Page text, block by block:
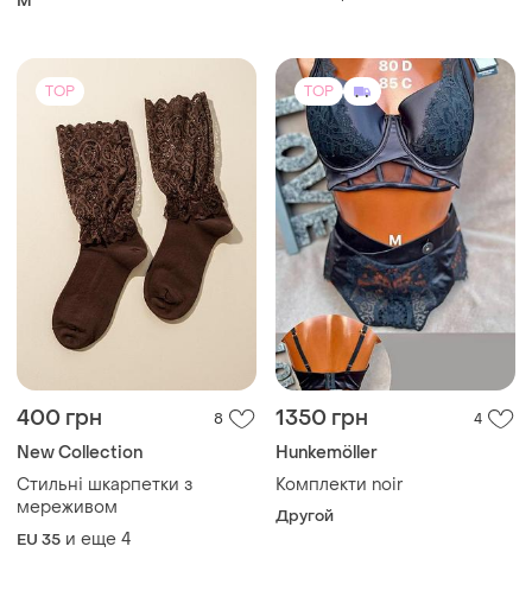
400 грн
New Collection
Стильні шкарпетки з
1350 грн
Hunkemöller
Комплекти noir
Другой
TOP TOP